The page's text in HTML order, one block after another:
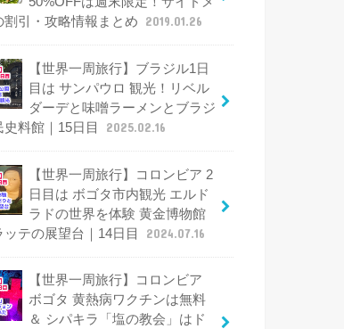
割引・攻略情報まとめ
2019.01.26
【世界一周旅行】ブラジル1日
目は サンパウロ 観光！リベル
ダーデと味噌ラーメンとブラジ
史料館｜15日目
2025.02.16
【世界一周旅行】コロンビア 2
日目は ボゴタ市内観光 エルド
ラドの世界を体験 黄金博物館
ッテの展望台｜14日目
2024.07.16
【世界一周旅行】コロンビア
ボゴタ 黄熱病ワクチンは無料
＆ シパキラ「塩の教会」はド